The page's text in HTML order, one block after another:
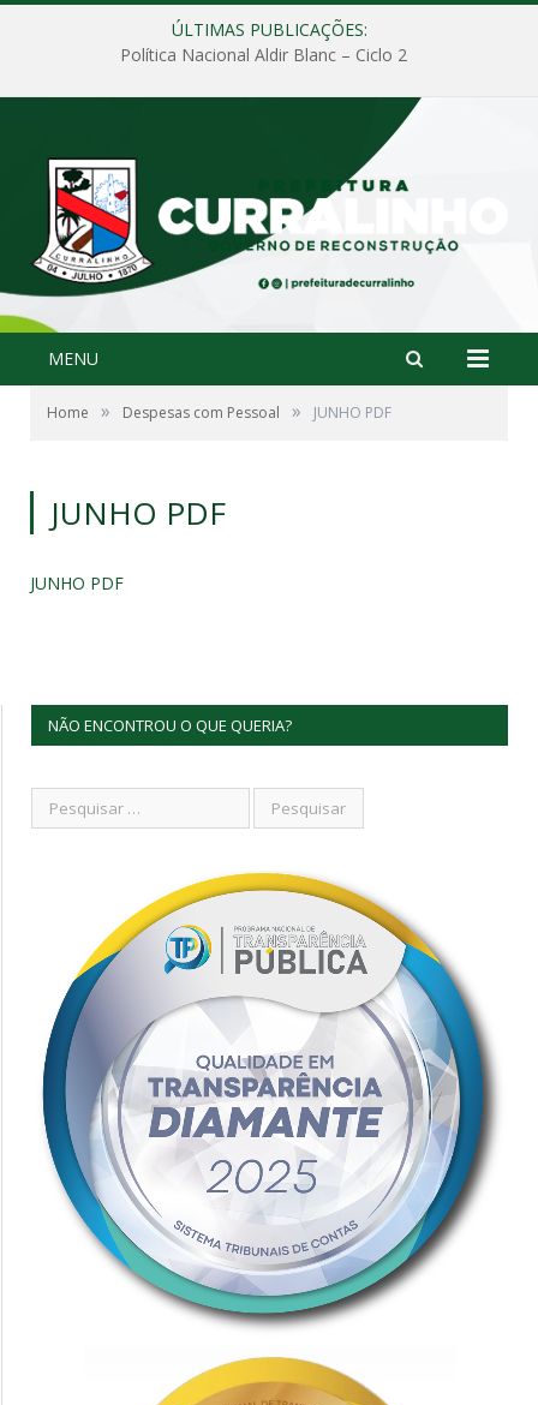
ÚLTIMAS PUBLICAÇÕES:
Política Nacional Aldir Blanc – Ciclo 2
MENU
Home » Despesas com Pessoal » JUNHO PDF
JUNHO PDF
JUNHO PDF
NÃO ENCONTROU O QUE QUERIA?